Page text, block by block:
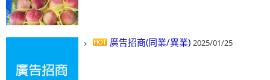
廣告招商(同業/異業) 2025/01/25